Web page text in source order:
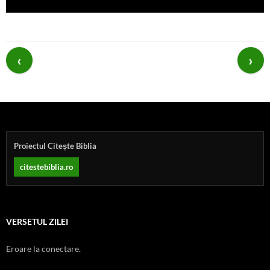
Post
navigation
Proiectul Citește Biblia
citestebiblia.ro
VERSETUL ZILEI
Eroare la conectare.